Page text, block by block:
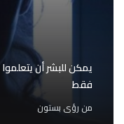
فقط
من رؤى بستون